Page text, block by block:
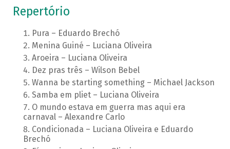
Repertório
Pura – Eduardo Brechó
Menina Guiné – Luciana Oliveira
Aroeira – Luciana Oliveira
Dez pras três – Wilson Bebel
Wanna be starting something – Michael Jackson
Samba em pliet – Luciana Oliveira
O mundo estava em guerra mas aqui era
carnaval – Alexandre Carlo
Condicionada – Luciana Oliveira e Eduardo
Brechó